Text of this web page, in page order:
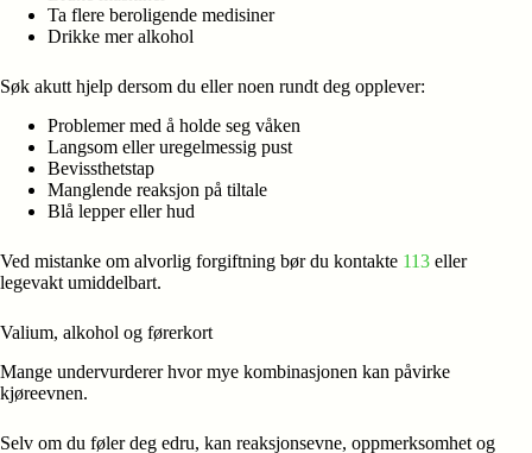
Ta flere beroligende medisiner
Drikke mer alkohol
Søk akutt hjelp dersom du eller noen rundt deg opplever:
Problemer med å holde seg våken
Langsom eller uregelmessig pust
Bevissthetstap
Manglende reaksjon på tiltale
Blå lepper eller hud
Ved mistanke om alvorlig forgiftning bør du kontakte 113 eller
legevakt umiddelbart.
Valium, alkohol og førerkort
Mange undervurderer hvor mye kombinasjonen kan påvirke
kjøreevnen.
Selv om du føler deg edru, kan reaksjonsevne, oppmerksomhet og